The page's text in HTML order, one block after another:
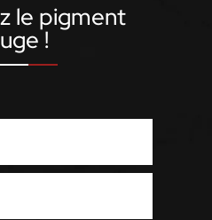
le pigment
!